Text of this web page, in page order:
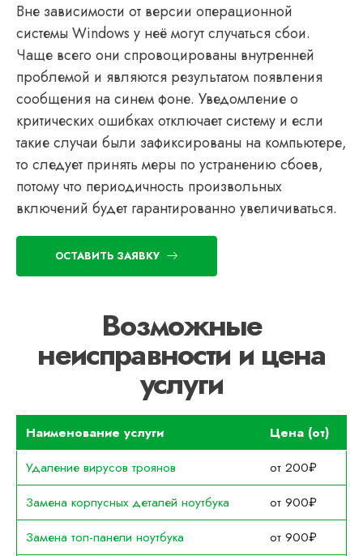
Вне зависимости от версии операционной
системы Windows у неё могут случаться сбои.
Чаще всего они спровоцированы внутренней
проблемой и являются результатом появления
сообщения на синем фоне. Уведомление о
критических ошибках отключает систему и если
такие случаи были зафиксированы на компьютере,
то следует принять меры по устранению сбоев,
потому что периодичность произвольных
включений будет гарантированно увеличиваться.
ОСТАВИТЬ ЗАЯВКУ
Возможные
неисправности и цена
услуги
Наименование услуги
Цена (от)
Удаление вирусов троянов
от 200₽
Замена корпусных деталей ноутбука
от 900₽
Замена топ-панели ноутбука
от 900₽